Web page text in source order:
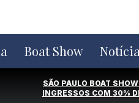
Boat Show
SÃO PAULO BOAT
INGRESSOS COM 30%